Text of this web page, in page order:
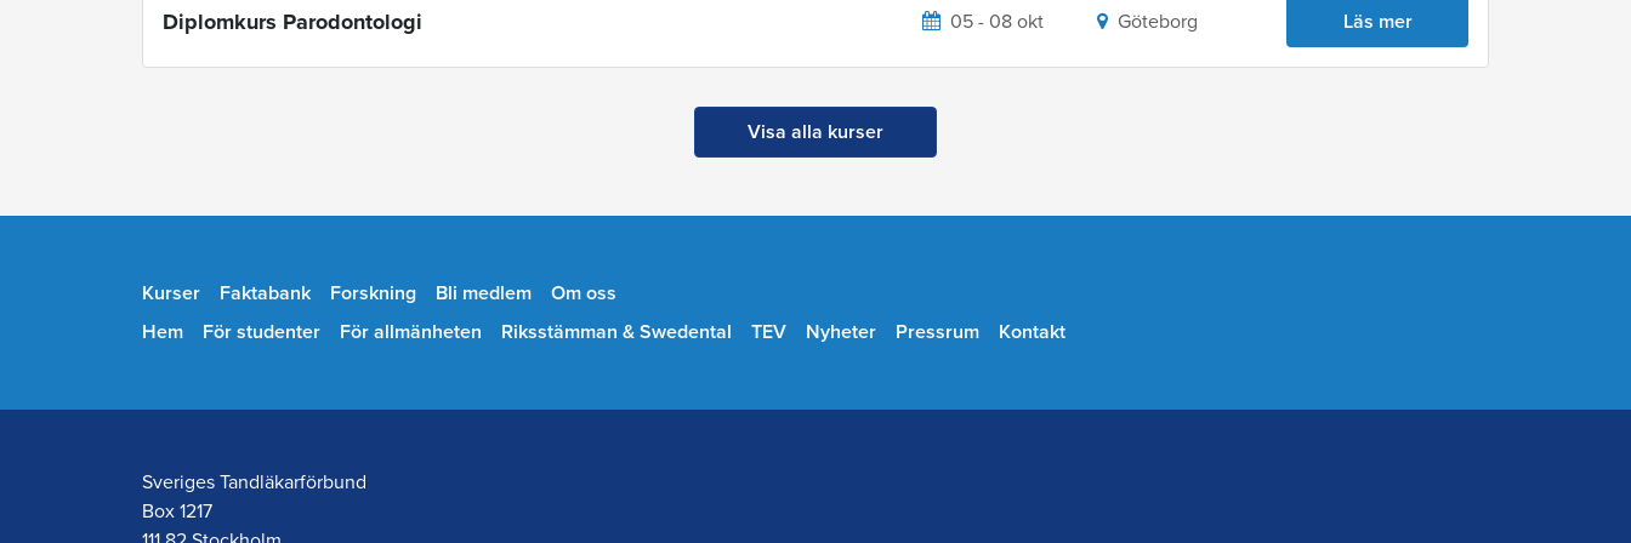
Diplomkurs Parodontologi 05 - 08 okt Göteborg Läs mer
Visa alla kurser
Kurser Faktabank Forskning Bli medlem
Om oss
Hem
För studenter För allmänheten Riksstämman & Swedental TEV Nyheter Pressrum Kontakt
Sveriges Tandläkarförbund
Box 1217